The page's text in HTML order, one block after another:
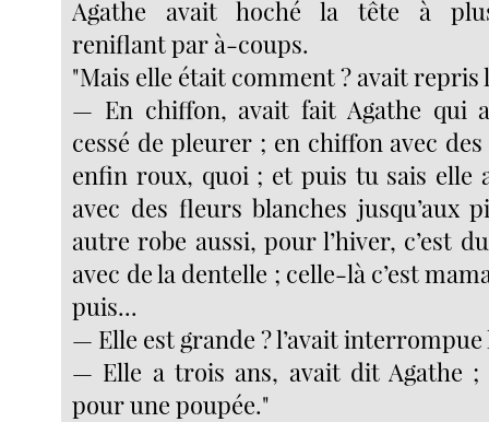
Agathe avait hoché la tête à
reniflant par à-coups.
"Mais elle était comment ? avait repris
— En chiffon, avait fait Agathe qui
cessé de pleurer ; en chiffon avec
enfin roux, quoi ; et puis tu sais elle
avec des fleurs blanches jusqu’aux
autre robe aussi, pour l’hiver, c’est
avec de la dentelle ; celle-là c’est
puis...
— Elle est grande ? l’avait
— Elle a trois ans, avait dit Agathe ;
pour une poupée."